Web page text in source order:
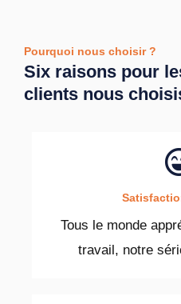
Pourquoi nous choisir ?
Six raisons pour
clients nous
Tous le monde
travail, notre